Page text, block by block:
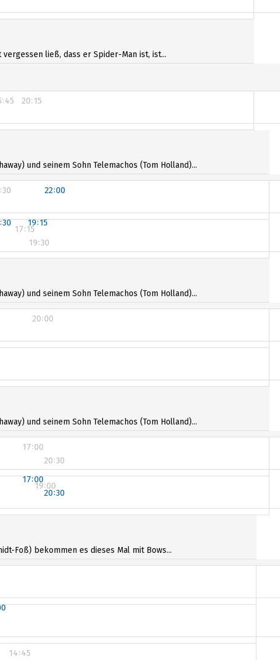
ließ, dass er Spider-Man ist, ist...
20:15
20:00
und seinem Sohn Telemachos (Tom Holland)...
22:00
19:15
17:15
19:30
17:15
und seinem Sohn Telemachos (Tom Holland)...
20:00
und seinem Sohn Telemachos (Tom Holland)...
17:00
20:30
17:00
20:30
19:00
Foß) bekommen es dieses Mal mit Bows...
14:45